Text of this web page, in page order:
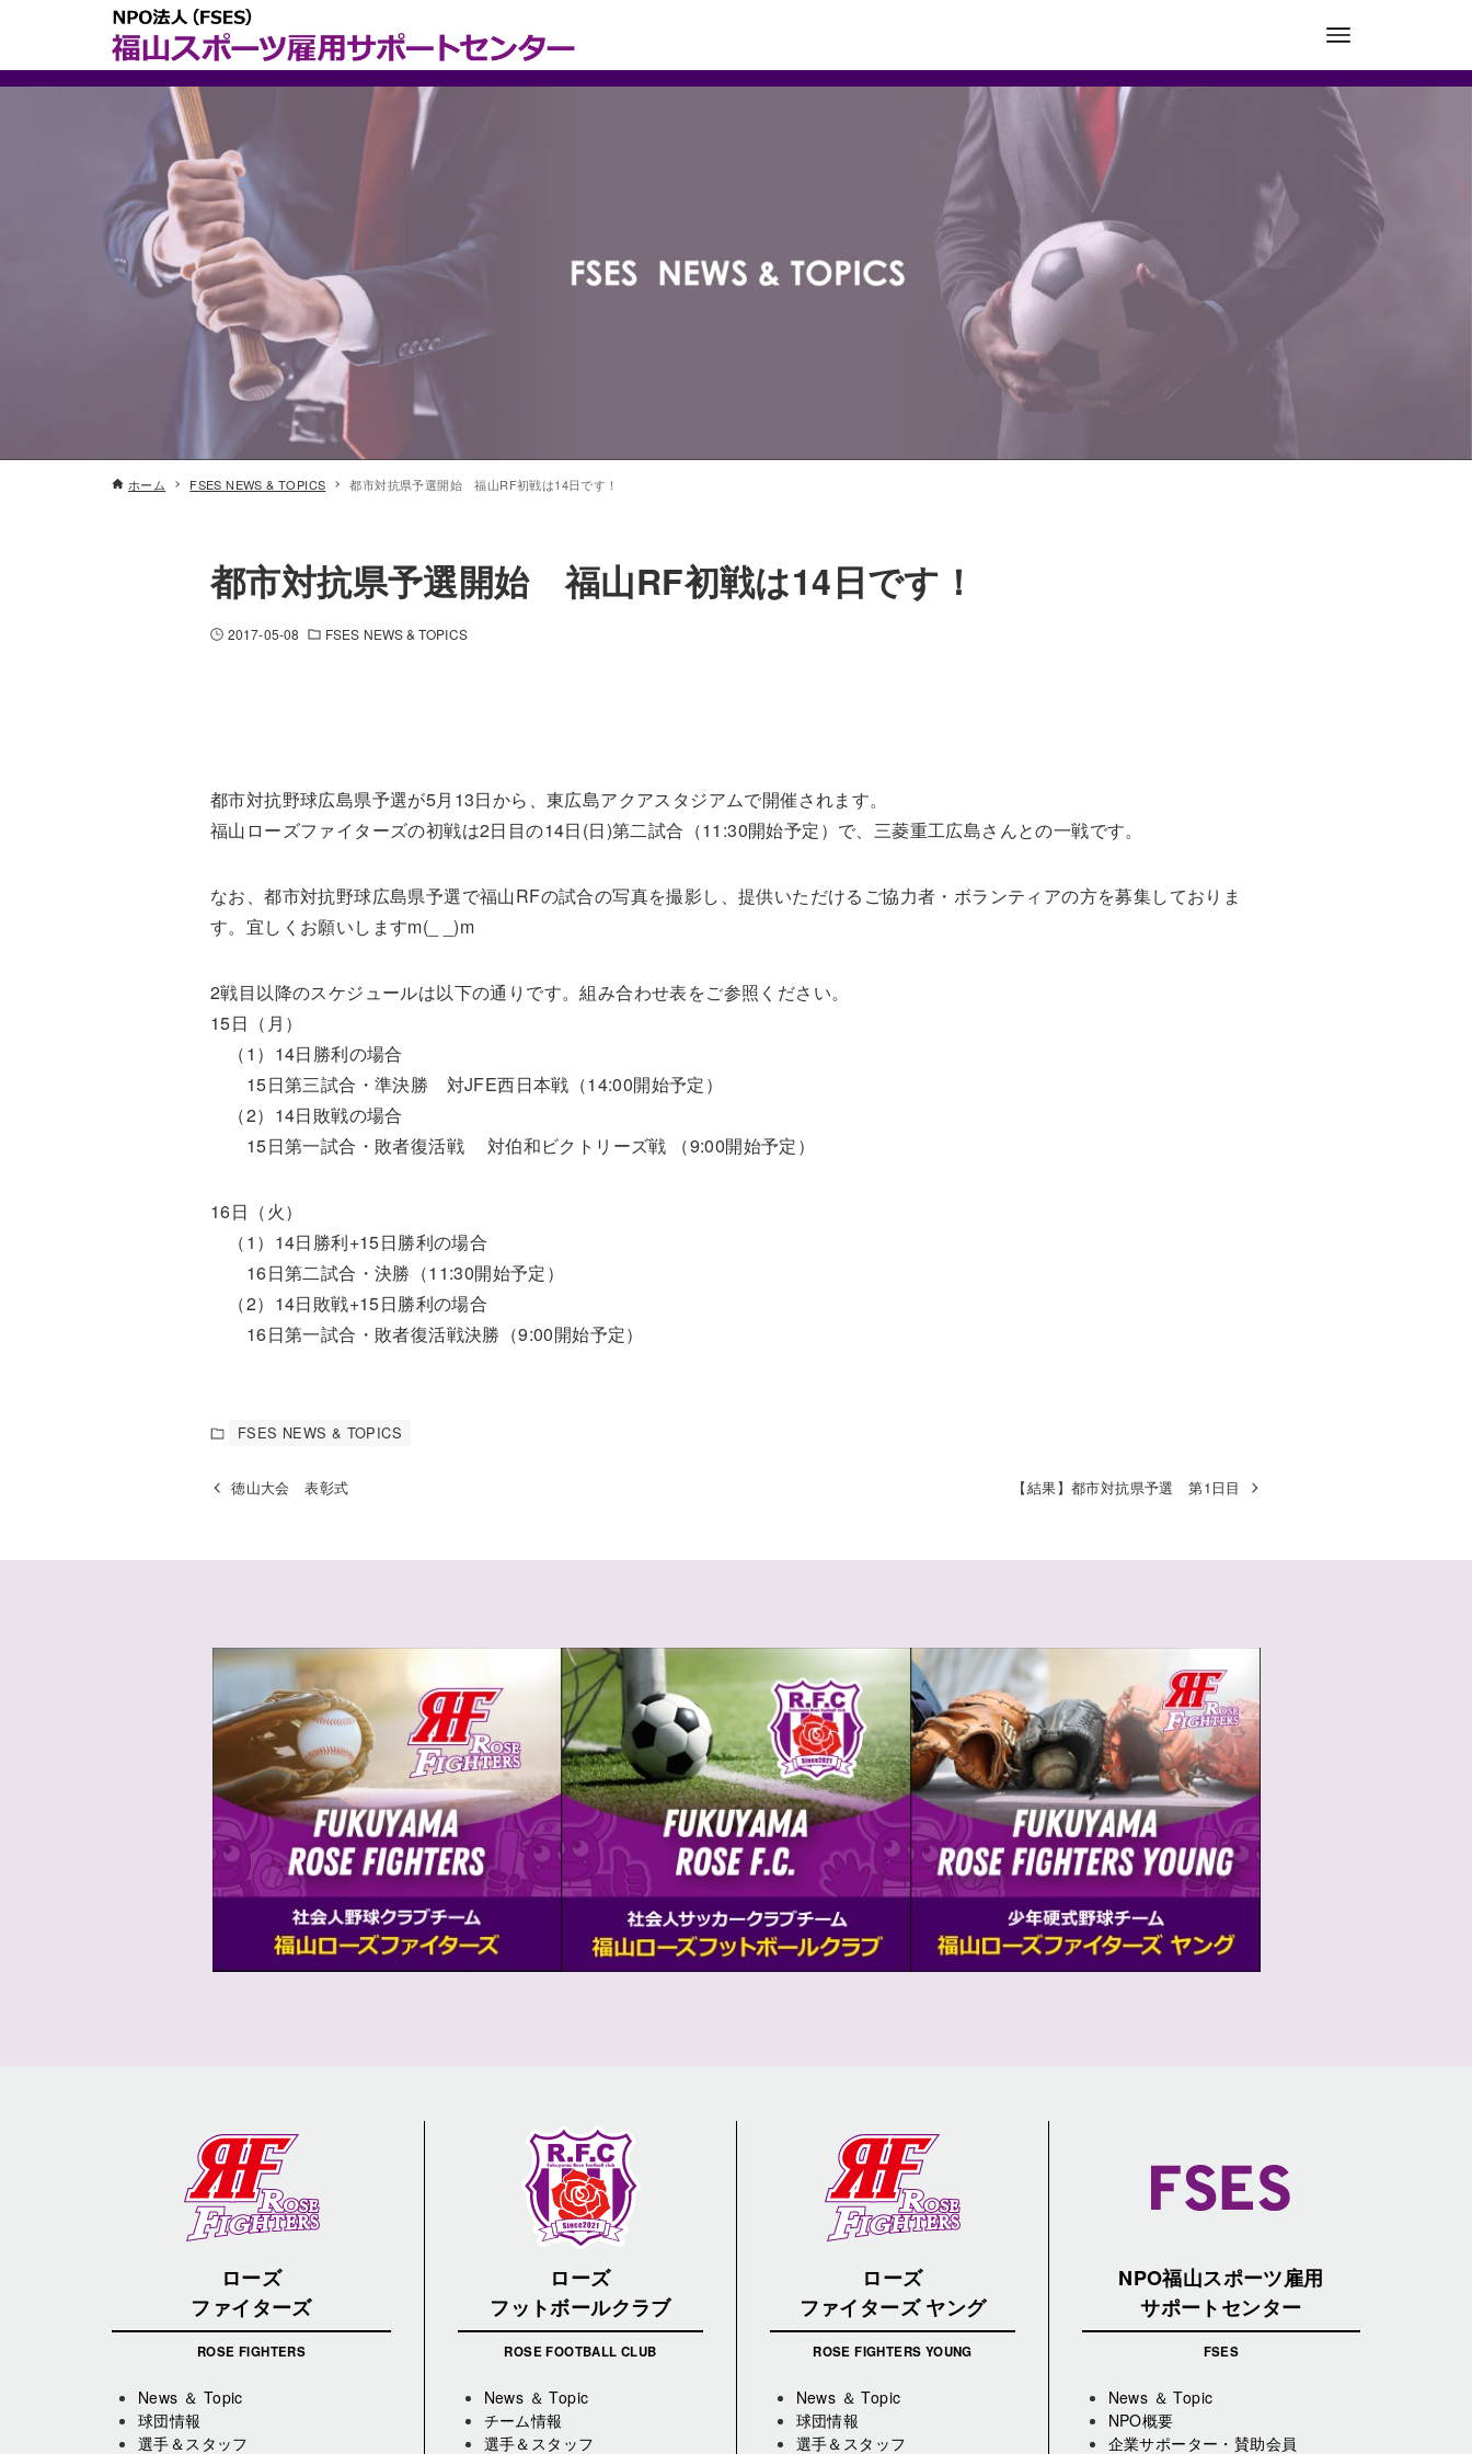
ホーム FSES NEWS & TOPICS 都市対抗県予選開始 福山RF初戦は14日です！
都市対抗県予選開始 福山RF初戦は14日です！
2017-05-08 FSES NEWS & TOPICS
都市対抗野球広島県予選が5月13日から、東広島アクアスタジアムで開催されます。
福山ローズファイターズの初戦は2日目の14日(日)第二試合（11:30開始予定）で、三菱重工広島さんとの一戦です。
なお、都市対抗野球広島県予選で福山RFの試合の写真を撮影し、提供いただけるご協力者・ボランティアの方を募集しておりま
す。宜しくお願いしますm(_ _)m
2戦目以降のスケジュールは以下の通りです。組み合わせ表をご参照ください。
15日（月）
（1）14日勝利の場合
15日第三試合・準決勝 対JFE西日本戦（14:00開始予定）
（2）14日敗戦の場合
15日第一試合・敗者復活戦 対伯和ビクトリーズ戦 （9:00開始予定）
16日（火）
（1）14日勝利+15日勝利の場合
16日第二試合・決勝（11:30開始予定）
（2）14日敗戦+15日勝利の場合
16日第一試合・敗者復活戦決勝（9:00開始予定）
FSES NEWS & TOPICS
徳山大会 表彰式 【結果】都市対抗県予選 第1日目
ローズ
ファイターズ
ROSE FIGHTERS
News ＆ Topic
球団情報
選手＆スタッフ
ローズ
フットボールクラブ
ROSE FOOTBALL CLUB
News ＆ Topic
チーム情報
選手＆スタッフ
ローズ
ファイターズ ヤング
ROSE FIGHTERS YOUNG
News ＆ Topic
球団情報
選手＆スタッフ
NPO福山スポーツ雇用
サポートセンター
FSES
News ＆ Topic
NPO概要
企業サポーター・賛助会員